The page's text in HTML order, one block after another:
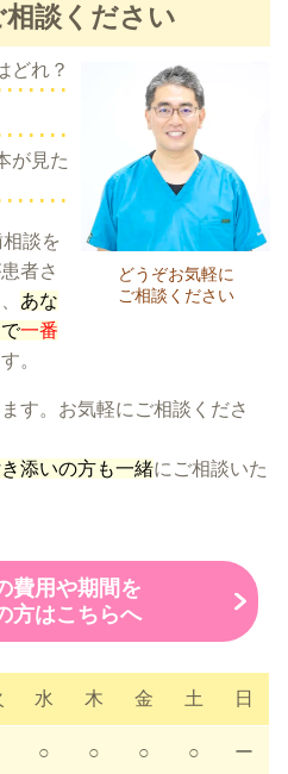
談ください
どうぞお気軽に
ご相談ください
どれ？
が見た
談を
者さ
あな
一番
。
ます。お気軽にご相談くださ
添いの方も一緒にご相談いた
費用や期間を
方はこちらへ
水 木 金 土 日
○ ○ ○ ○ ー